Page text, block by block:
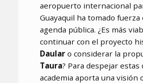
aeropuerto internacional
Guayaquil ha tomado fuerza
agenda pública. ¿Es más
continuar con el proyecto
Daular o considerar la
Taura? Para despejar estas
academia aporta una visión